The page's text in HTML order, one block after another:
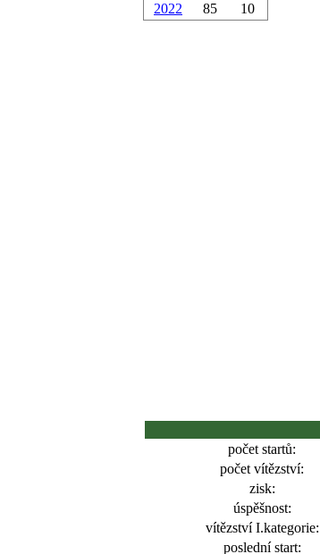
2022
85 10
počet startů:
počet vítězství:
zisk:
úspěšnost:
vítězství I.kategorie:
poslední start: